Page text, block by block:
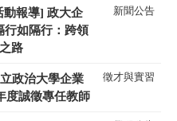
動報導] 政大企
行如隔行：跨領
路
新聞公告
政治大學企業
度誠徵專任教師
徵才與實習